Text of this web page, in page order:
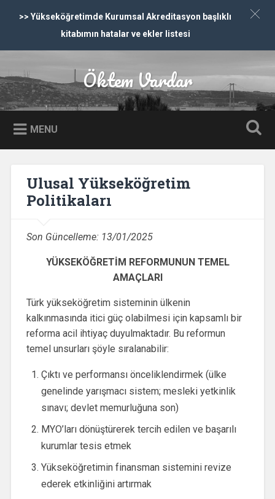
Ara
Öktem Vardar
MENU
Ulusal Yükseköğretim
Politikaları
Son Güncelleme: 13/01/2025
YÜKSEKÖĞRETİM REFORMUNUN TEMEL
AMAÇLARI
Türk yükseköğretim sisteminin ülkenin
kalkınmasında itici güç olabilmesi için kapsamlı bir
reforma acil ihtiyaç duyulmaktadır. Bu reformun
temel unsurları şöyle sıralanabilir:
Çıktı ve performansı önceliklendirmek (ülke
genelinde yarışmacı sistem; mesleki yetkinlik
sınavı; devlet memurluğuna son)
MYO’ları dönüştürerek tercih edilen ve başarılı
kurumlar tesis etmek
Yükseköğretimin finansman sistemini revize
ederek etkinliğini artırmak
>> Yükseköğretimde Kurumsal Akreditasyon başlıklı
kitabımın hatalar ve ekler listesi